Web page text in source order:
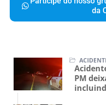
da
PM